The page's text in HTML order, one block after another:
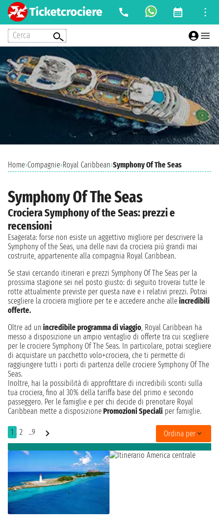
Cerca
Home›Compagnie›Royal Caribbean›Symphony Of The Seas
Symphony Of The Seas
Crociera Symphony of the Seas: prezzi e
recensioni
Esagerata: forse non esiste un aggettivo migliore per descrivere la
Symphony of the Seas, una delle navi da crociera più grandi mai
costruite, appartenente alla compagnia Royal Caribbean.
Se stavi cercando itinerari e prezzi Symphony Of The Seas per la
prossima stagione sei nel posto giusto: di seguito troverai tutte le
rotte attualmente previste per questa nave e i relativi prezzi. Potrai
scegliere la crociera migliore per te e accedere anche alleincredibili
offerte.
Oltre ad un incredibile programma di viaggio, Royal Caribbean ha
messo a disposizione un ampio ventaglio di offerte tra cui scegliere
per le crociere Symphony Of The Seas. In particolare, potrai scegliere
di acquistare un pacchetto volo+crociera, che ti permette di
raggiungere tutti i porti di partenza delle crociere Symphony Of The
Seas.
Inoltre, hai la possibilità di approfittare di incredibili sconti sulla
tua crociera, fino al 30% della tariffa base del primo e secondo
passeggero. Per le famiglie e per chi decide di prenotare Royal
Caribbean mette a disposizionePromozioni Speciali per famiglie.
1 2 ..9 Ordina per